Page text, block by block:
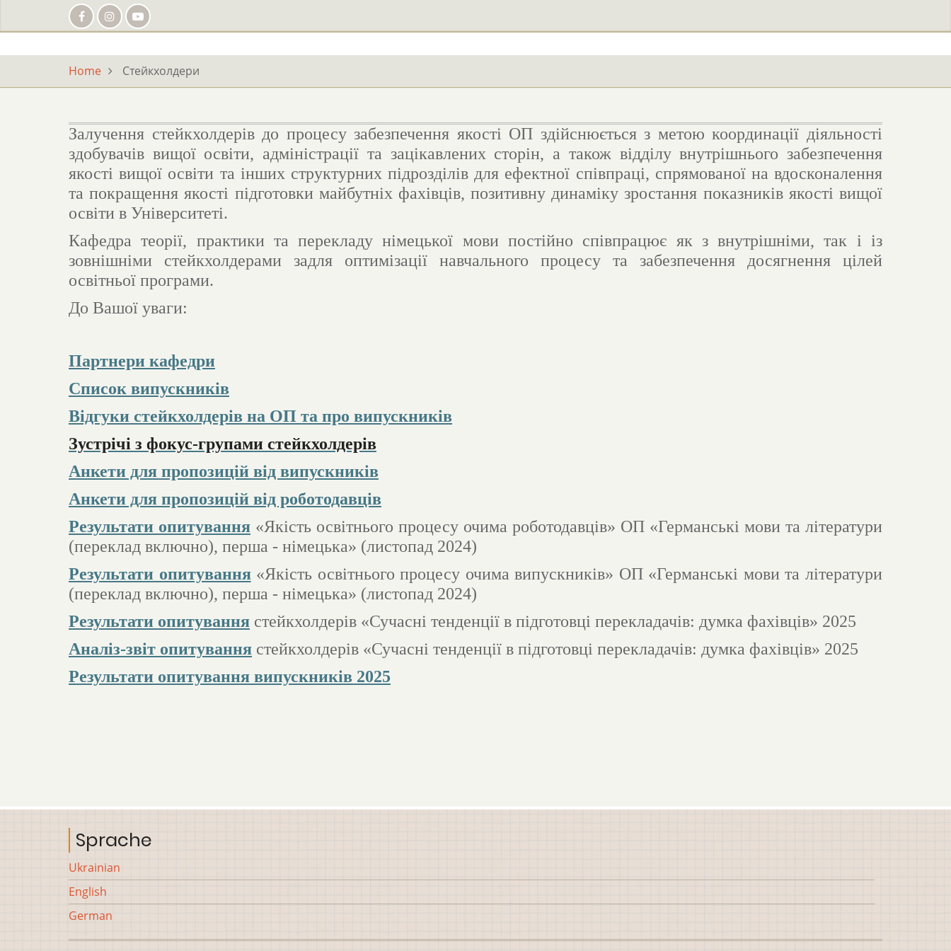
Home Стейкхолдери
Залучення стейкхолдерів до процесу забезпечення якості ОП здійснюється з метою координації діяльності
здобувачів вищої освіти, адміністрації та зацікавлених сторін, а також відділу внутрішнього забезпечення
якості вищої освіти та інших структурних підрозділів для ефектної співпраці, спрямованої на вдосконалення
та покращення якості підготовки майбутніх фахівців, позитивну динаміку зростання показників якості вищої
освіти в Університеті.
Кафедра теорії, практики та перекладу німецької мови постійно співпрацює як з внутрішніми, так і із
зовнішніми стейкхолдерами задля оптимізації навчального процесу та забезпечення досягнення цілей
освітньої програми.
До Вашої уваги:
Партнери кафедри
Список випускників
Відгуки стейкхолдерів на ОП та про випускників
Зустрічі з фокус-групами стейкхолдерів
Анкети для пропозицій від випускників
Анкети для пропозицій від роботодавців
Результати опитування «Якість освітнього процесу очима роботодавців» ОП «Германські мови та літератури
(переклад включно), перша - німецька» (листопад 2024)
Результати опитування «Якість освітнього процесу очима випускників» ОП «Германські мови та літератури
(переклад включно), перша - німецька» (листопад 2024)
Результати опитування стейкхолдерів «Сучасні тенденції в підготовці перекладачів: думка фахівців» 2025
Аналіз-звіт опитування стейкхолдерів «Сучасні тенденції в підготовці перекладачів: думка фахівців» 2025
Результати опитування випускників 2025
Sprache
Ukrainian
English
German